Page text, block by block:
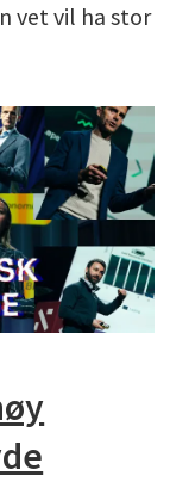
vet vil ha stor